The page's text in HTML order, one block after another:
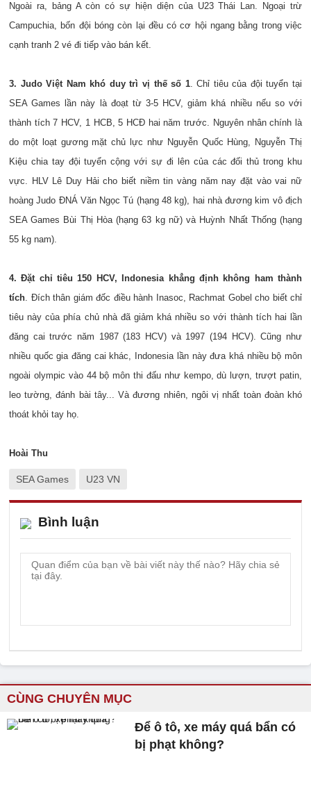
Ngoài ra, bảng A còn có sự hiện diện của U23 Thái Lan. Ngoại trừ
Campuchia, bốn đội bóng còn lại đều có cơ hội ngang bằng trong việc
cạnh tranh 2 vé đi tiếp vào bán kết.
3. Judo Việt Nam khó duy trì vị thế số 1. Chỉ tiêu của đội tuyển tại
SEA Games lần này là đoạt từ 3-5 HCV, giảm khá nhiều nếu so với
thành tích 7 HCV, 1 HCB, 5 HCĐ hai năm trước. Nguyên nhân chính là
do một loạt gương mặt chủ lực như Nguyễn Quốc Hùng, Nguyễn Thị
Kiệu chia tay đội tuyển cộng với sự đi lên của các đối thủ trong khu
vực. HLV Lê Duy Hải cho biết niềm tin vàng năm nay đặt vào vai nữ
hoàng Judo ĐNÁ Văn Ngọc Tú (hạng 48 kg), hai nhà đương kim vô địch
SEA Games Bùi Thị Hòa (hạng 63 kg nữ) và Huỳnh Nhất Thống(hạng
55 kg nam).
4. Đặt chỉ tiêu 150 HCV, Indonesia khẳng định không ham thành
tích. Đích thân giám đốc điều hành Inasoc, Rachmat Gobel cho biết chỉ
tiêu này của phía chủ nhà đã giảm khá nhiều so với thành tích hai lần
đăng cai trước năm 1987 (183 HCV) và 1997 (194 HCV). Cũng như
nhiều quốc gia đăng cai khác, Indonesia lần này đưa khá nhiều bộ môn
ngoài olympic vào 44 bộ môn thi đấu như kempo, dù lượn, trượt patin,
leo tường, đánh bài tây... Và đương nhiên, ngôi vị nhất toàn đoàn khó
thoát khỏi tay họ.
Hoài Thu
SEA Games U23 VN
Bình luận
CÙNG CHUYÊN MỤC
Để ô tô, xe máy quá bẩn có
bị phạt không?